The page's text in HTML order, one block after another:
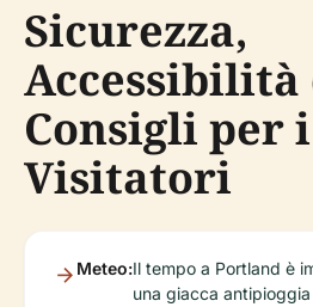
Sicurezza,
Accessibilità
Consigli per i
Visitatori
Meteo:Il tempo a Portland è
una giacca